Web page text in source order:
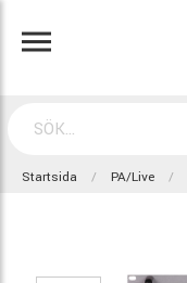
Startsida PA/Live